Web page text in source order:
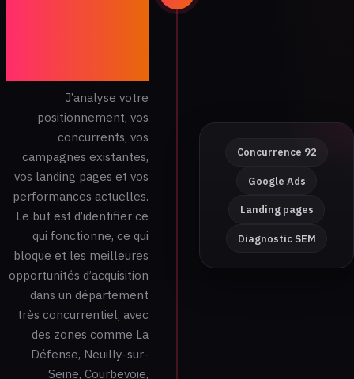
J’analyse votre
positionnement, vos
concurrents, vos
campagnes existantes,
vos landing pages et vos
performances actuelles.
Le but est d’identifier ce
qui fonctionne, ce qui
bloque et les meilleures
opportunités d’acquisition
dans un département
très concurrentiel, avec
des zones comme La
Défense, Neuilly-sur-
Seine, Courbevoie,
Concurrence 92
Google Ads
Landing pages
Diagnostic SEM